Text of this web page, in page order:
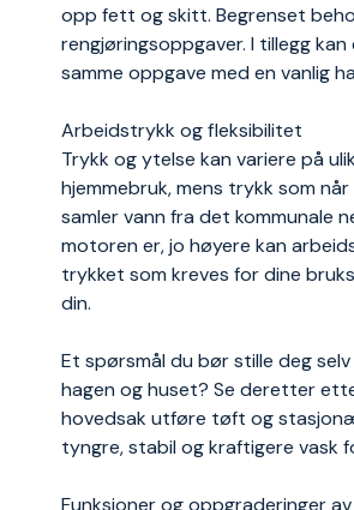
opp fett og skitt. Begrenset
rengjøringsoppgaver. I tillegg
samme oppgave med en vanlig
Arbeidstrykk og fleksibilitet
Trykk og ytelse kan variere på
hjemmebruk, mens trykk som
samler vann fra det kommunale
motoren er, jo høyere kan
trykket som kreves for dine
din.
Et spørsmål du bør stille deg
hagen og huset? Se deretter
hovedsak utføre tøft og
tyngre, stabil og kraftigere vask
Funksjoner og oppgraderinger